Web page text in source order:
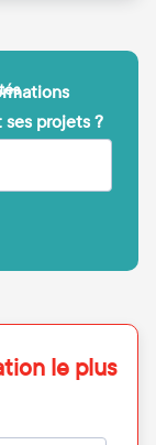
ses projets ?
le plus